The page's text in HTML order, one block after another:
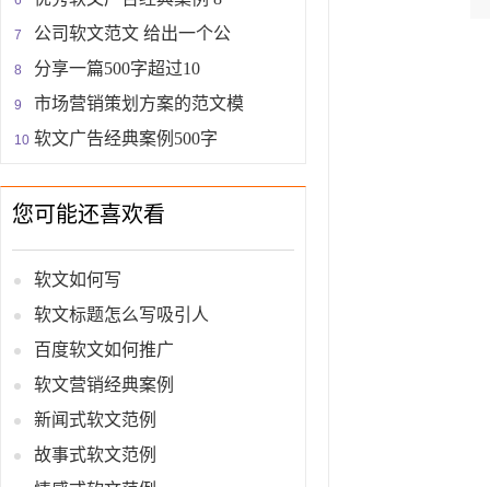
公司软文范文 给出一个公
分享一篇500字超过10
市场营销策划方案的范文模
软文广告经典案例500字
您可能还喜欢看
软文如何写
软文标题怎么写吸引人
百度软文如何推广
软文营销经典案例
新闻式软文范例
故事式软文范例